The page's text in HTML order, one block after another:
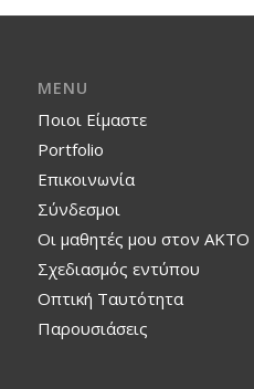
MENU
Ποιοι Είμαστε
Portfolio
Επικοινωνία
Σύνδεσμοι
Οι μαθητές μου στον ΑΚΤΟ
Σχεδιασμός εντύπου
Οπτική Ταυτότητα
Παρουσιάσεις